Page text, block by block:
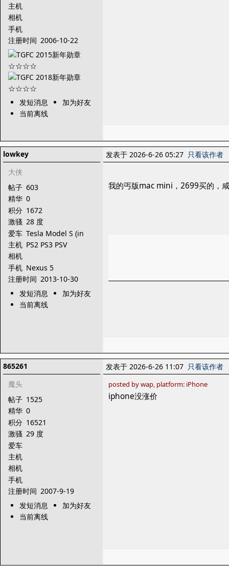
主机
相机
手机
注册时间 2006-10-22
发短消息
加为好友
当前离线
lowkey
大侠
帖子 603
精华 0
积分 1672
激骚 28 度
爱车 Tesla Model S (in
dream)
主机 PS2 PS3 PSV
Dreamcast
相机
手机 Nexus 5
注册时间 2013-10-30
发短消息
加为好友
当前离线
发表于 2026-6-26 05:27 只看该作者
我的丐版mac mini，2699买的，
865261
魔头
帖子 1525
精华 0
积分 16521
激骚 29 度
爱车
主机
相机
手机
注册时间 2007-9-19
发短消息
加为好友
当前离线
发表于 2026-6-26 11:07 只看该作者
posted by wap, platform: iPhone
iphone没涨价